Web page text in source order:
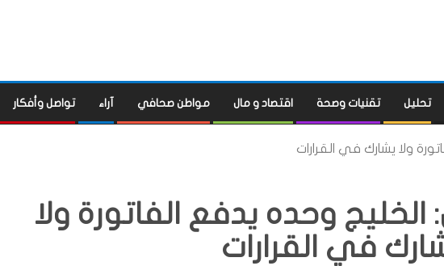
تحليل تقنيات وصحة اقتصاد و مال مواطن صحافي آراء تواصل وأفكار
ولا يشارك في القرارات
الخليج وحده يدفع الفاتورة ولا
في القرارات